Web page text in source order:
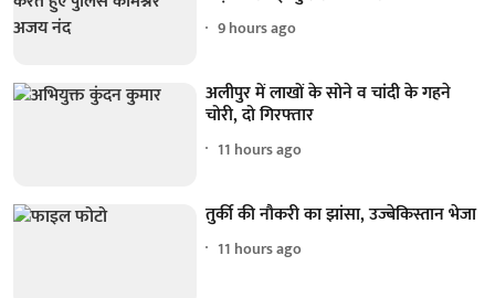
9 hours ago
अलीपुर में लाखों के सोने व चांदी के गहने
चोरी, दो गिरफ्तार
11 hours ago
तुर्की की नौकरी का झांसा, उज्बेकिस्तान भेजा
11 hours ago